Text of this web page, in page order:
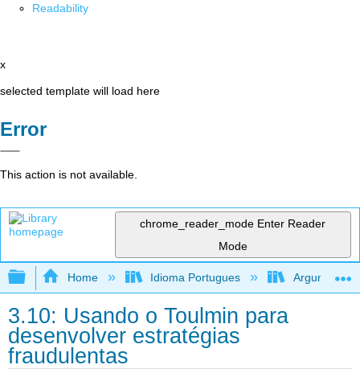
Readability
x
selected template will load here
Error
This action is not available.
chrome_reader_mode Enter Reader
Mode
Expand/collapse global hierarchy
Home Idioma Portugues
3.10: Usando o Toulmin para
desenvolver estratégias
fraudulentas